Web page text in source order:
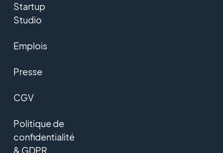
Startup
Studio
Emplois
Presse
CGV
Politique de
confidentialité
& GDPR